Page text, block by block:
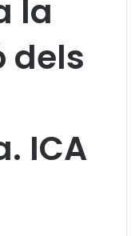
la
dels
ICA